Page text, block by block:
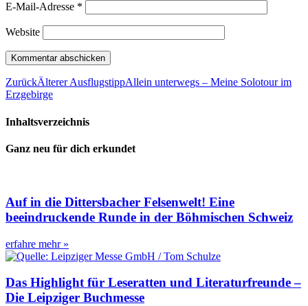
E-Mail-Adresse *
Website
ZurückÄlterer AusflugstippAllein unterwegs – Meine Solotour im
Erzgebirge
Inhaltsverzeichnis
Ganz neu für dich erkundet
Auf in die Dittersbacher Felsenwelt! Eine
beeindruckende Runde in der Böhmischen Schweiz
erfahre mehr »
Das Highlight für Leseratten und Literaturfreunde –
Die Leipziger Buchmesse